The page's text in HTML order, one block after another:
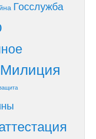
Госслужба
Милиция